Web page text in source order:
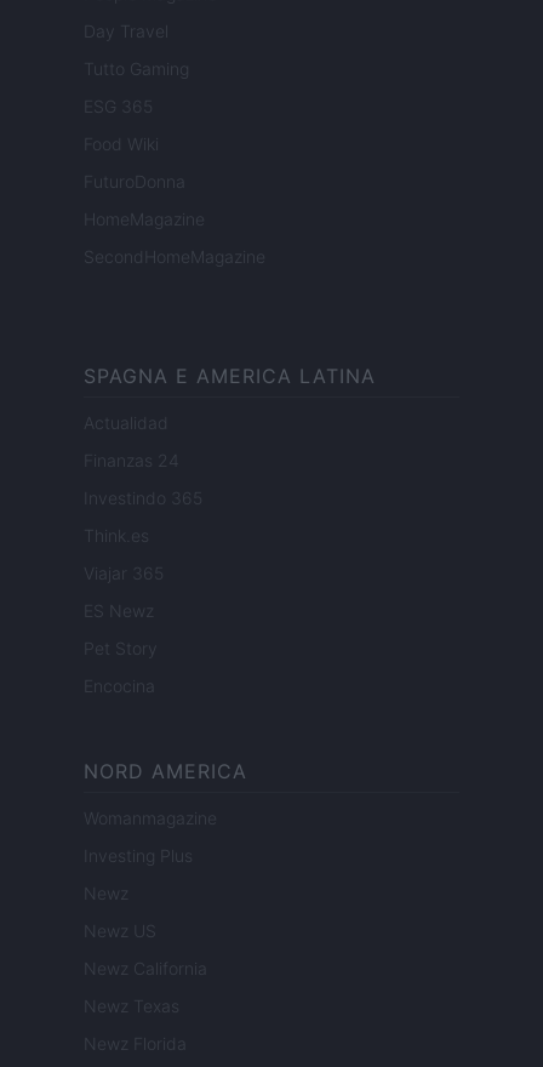
Day Travel
Tutto Gaming
ESG 365
Food Wiki
FuturoDonna
HomeMagazine
SecondHomeMagazine
SPAGNA E AMERICA LATINA
Actualidad
Finanzas 24
Investindo 365
Think.es
Viajar 365
ES Newz
Pet Story
Encocina
NORD AMERICA
Womanmagazine
Investing Plus
Newz
Newz US
Newz California
Newz Texas
Newz Florida